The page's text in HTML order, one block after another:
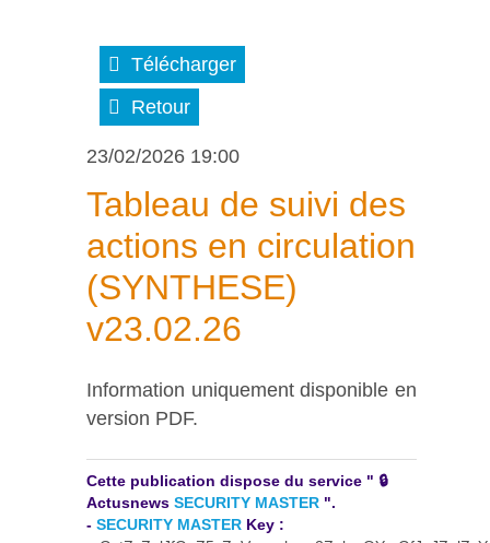
Télécharger
Retour
23/02/2026 19:00
Tableau de suivi des
actions en circulation
(SYNTHESE)
v23.02.26
Information uniquement disponible en
version PDF.
Cette publication dispose du service " 🔒
Actusnews SECURITY MASTER ".
- SECURITY MASTER Key :